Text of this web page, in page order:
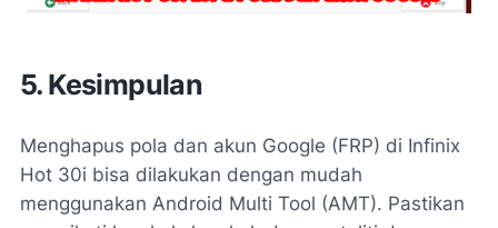
5. Kesimpulan
Menghapus pola dan akun Google (FRP) di Infinix
Hot 30i bisa dilakukan dengan mudah
menggunakan Android Multi Tool (AMT). Pastikan